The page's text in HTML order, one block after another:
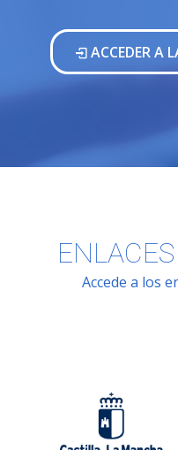
ACCEDER A
ENLACES
Accede a los